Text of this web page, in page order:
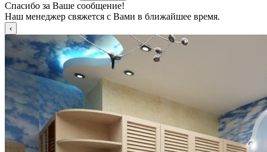
Спасибо за Ваше сообщение!
Наш менеджер свяжется с Вами в ближайшее время.